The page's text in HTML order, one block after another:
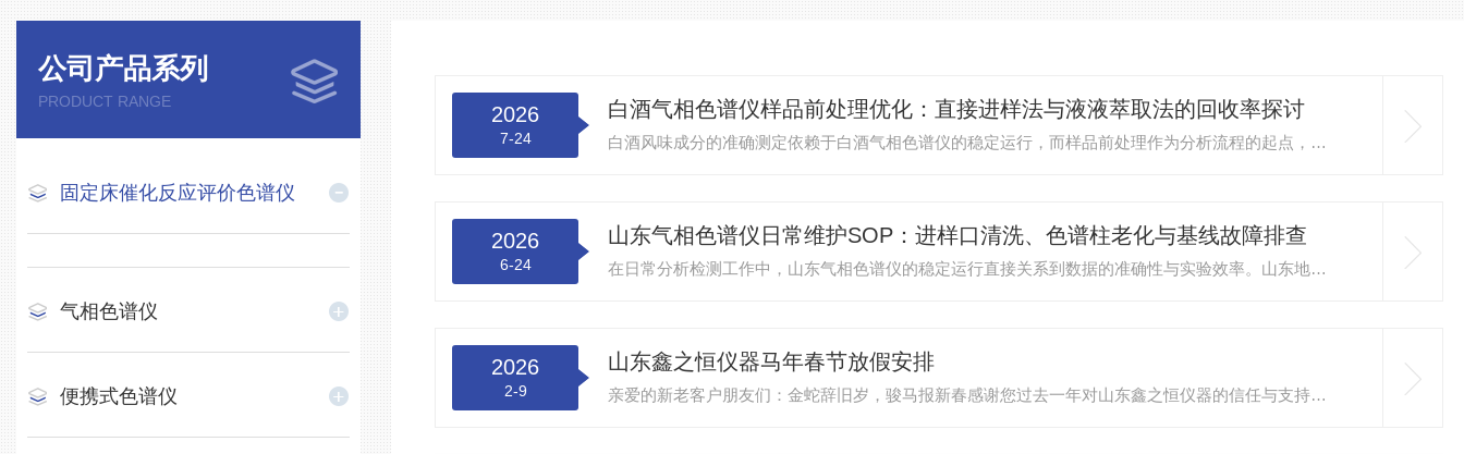
公司产品系列
PRODUCT RANGE
固定床催化反应评价色谱仪
气相色谱仪
便携式色谱仪
2026
7-24
白酒气相色谱仪样品前处理优化：直接进样法与液液萃取法的回收率探讨
白酒风味成分的准确测定依赖于白酒气相色谱仪的稳定运行，而样品前处理作为分析流程的起点，直接决定了目标化合物的回收率与数据的真实性。在白酒检测实验室中，直接进样法与液液萃取法是两种主流的前处理方式，二者在操作便捷性与回收率表现上存在显著差异，深入探讨其特性对提升白酒质量控制水平具有...
2026
6-24
山东气相色谱仪日常维护SOP：进样口清洗、色谱柱老化与基线故障排查
在日常分析检测工作中，山东气相色谱仪的稳定运行直接关系到数据的准确性与实验效率。山东地区气候四季分明，湿度变化较大，对仪器维护提出了更高要求。建立一套规范化的日常维护流程，能够有效减少突发故障，延长设备使用寿命。进样口的清洁是维护工作的第一步。长时间运行后，进样口内会积累样品残留...
2026
2-9
山东鑫之恒仪器马年春节放假安排
亲爱的新老客户朋友们：金蛇辞旧岁，骏马报新春感谢您过去一年对山东鑫之恒仪器的信任与支持！公司放假安排放假时间：2026年2月14日至2月23日，共10天。开工时间：2月24日（正月初八）感谢各位客户、合作伙伴们在过去一年里对山东鑫之恒仪器的支持，是您们的选择成就了我们的成长。20...